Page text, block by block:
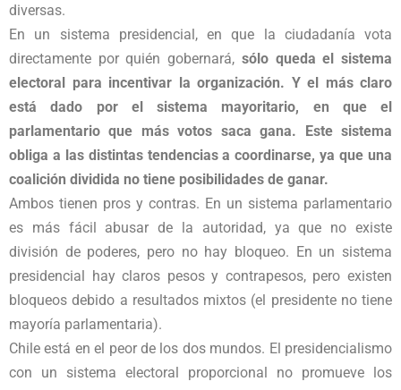
diversas.
En un sistema presidencial, en que la ciudadanía vota
directamente por quién gobernará, sólo queda el sistema
electoral para incentivar la organización. Y el más claro
está dado por el sistema mayoritario, en que el
parlamentario que más votos saca gana. Este sistema
obliga a las distintas tendencias a coordinarse, ya que una
coalición dividida no tiene posibilidades de ganar.
Ambos tienen pros y contras. En un sistema parlamentario
es más fácil abusar de la autoridad, ya que no existe
división de poderes, pero no hay bloqueo. En un sistema
presidencial hay claros pesos y contrapesos, pero existen
bloqueos debido a resultados mixtos (el presidente no tiene
mayoría parlamentaria).
Chile está en el peor de los dos mundos. El presidencialismo
con un sistema electoral proporcional no promueve los